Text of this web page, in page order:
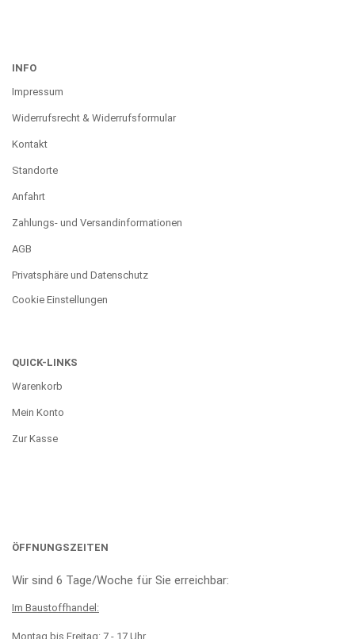
INFO
Impressum
Widerrufsrecht & Widerrufsformular
Kontakt
Standorte
Anfahrt
Zahlungs- und Versandinformationen
AGB
Privatsphäre und Datenschutz
Cookie Einstellungen
QUICK-LINKS
Warenkorb
Mein Konto
Zur Kasse
ÖFFNUNGSZEITEN
Wir sind 6 Tage/Woche für Sie erreichbar:
Im Baustoffhandel:
Montag bis Freitag: 7 - 17 Uhr